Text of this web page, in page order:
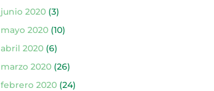
junio 2020(3)
mayo 2020(10)
abril 2020(6)
marzo 2020(26)
febrero 2020(24)